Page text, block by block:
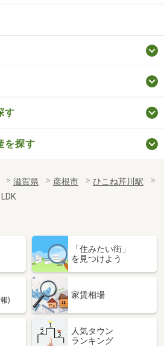
す
を探す
滋賀県 彦根市
ひこね芹川駅
「住みたい街」
を見つけよう
)
家賃相場
人気タウン
ランキング